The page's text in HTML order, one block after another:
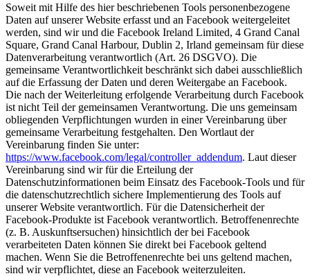
Soweit mit Hilfe des hier beschriebenen Tools personenbezogene
Daten auf unserer Website erfasst und an Facebook weitergeleitet
werden, sind wir und die Facebook Ireland Limited, 4 Grand Canal
Square, Grand Canal Harbour, Dublin 2, Irland gemeinsam für diese
Datenverarbeitung verantwortlich (Art. 26 DSGVO). Die
gemeinsame Verantwortlichkeit beschränkt sich dabei ausschließlich
auf die Erfassung der Daten und deren Weitergabe an Facebook.
Die nach der Weiterleitung erfolgende Verarbeitung durch Facebook
ist nicht Teil der gemeinsamen Verantwortung. Die uns gemeinsam
obliegenden Verpflichtungen wurden in einer Vereinbarung über
gemeinsame Verarbeitung festgehalten. Den Wortlaut der
Vereinbarung finden Sie unter:
https://www.facebook.com/legal/controller_addendum. Laut dieser
Vereinbarung sind wir für die Erteilung der
Datenschutzinformationen beim Einsatz des Facebook-Tools und für
die datenschutzrechtlich sichere Implementierung des Tools auf
unserer Website verantwortlich. Für die Datensicherheit der
Facebook-Produkte ist Facebook verantwortlich. Betroffenenrechte
(z. B. Auskunftsersuchen) hinsichtlich der bei Facebook
verarbeiteten Daten können Sie direkt bei Facebook geltend
machen. Wenn Sie die Betroffenenrechte bei uns geltend machen,
sind wir verpflichtet, diese an Facebook weiterzuleiten.